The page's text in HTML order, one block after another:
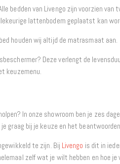
bedden van Livengo zijn voorzien van
lattenbodem geplaatst kan
houden wij altijd de matrasmaat aan.
Deze verlengt de
keuzemenu.
In onze showroom ben je zes
graag bij je keuze en het
te zijn. Bij Livengo is dit in
zelf wat je wilt hebben en hoe